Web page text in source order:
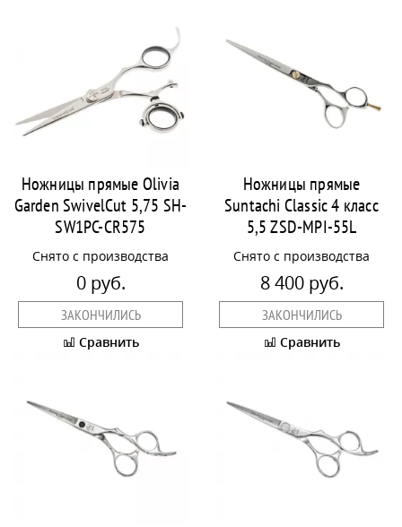
Ножницы прямые Olivia
Garden SwivelCut 5,75 SH-
SW1PC-CR575
Снято с производства
0 руб.
ЗАКОНЧИЛИСЬ
Сравнить
Ножницы прямые
Suntachi Classic 4 класс
5,5 ZSD-MPI-55L
Снято с производства
8 400 руб.
ЗАКОНЧИЛИСЬ
Сравнить